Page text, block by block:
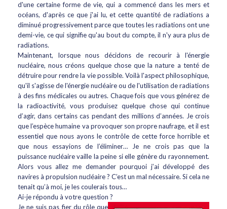
d'une certaine forme de vie, qui a commencé dans les mers et
océans, d'après ce que j'ai lu, et cette quantité de radiations a
diminué progressivement parce que toutes les radiations ont une
demi-vie, ce qui signifie qu'au bout du compte, il n'y aura plus de
radiations.
Maintenant, lorsque nous décidons de recourir à l'énergie
nucléaire, nous créons quelque chose que la nature a tenté de
détruire pour rendre la vie possible. Voilà l'aspect philosophique,
qu'il s'agisse de l'énergie nucléaire ou de l'utilisation de radiations
à des fins médicales ou autres. Chaque fois que vous générez de
la radioactivité, vous produisez quelque chose qui continue
d’agir, dans certains cas pendant des millions d’années. Je crois
que l’espèce humaine va provoquer son propre naufrage, et il est
essentiel que nous ayons le contrôle de cette force horrible et
que nous essayions de l’éliminer… Je ne crois pas que la
puissance nucléaire vaille la peine si elle génère du rayonnement.
Alors vous allez me demander pourquoi j’ai développé des
navires à propulsion nucléaire ? C’est un mal nécessaire. Si cela ne
tenait qu’à moi, je les coulerais tous…
Ai-je répondu à votre question ?
Je ne suis pas fier du rôle que